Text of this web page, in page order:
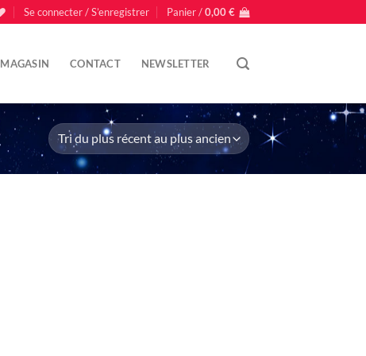
Se connecter / S’enregistrer Panier /0,00€
MAGASIN CONTACT NEWSLETTER